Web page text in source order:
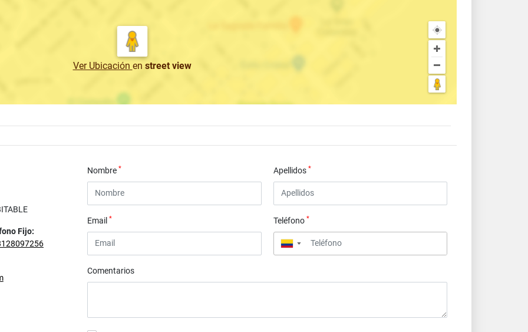
Ver Ubicación en street view
Fijo:
Nombre* Apellidos *
Email* Teléfono *
▼
Comentarios